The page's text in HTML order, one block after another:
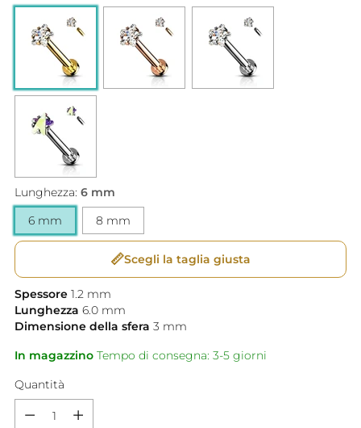
Lunghezza: 6 mm
6 mm 8 mm
📏Scegli la taglia giusta
Spessore 1.2 mm
Lunghezza 6.0 mm
Dimensione della sfera 3 mm
In magazzino Tempo di consegna: 3-5 giorni
Quantità